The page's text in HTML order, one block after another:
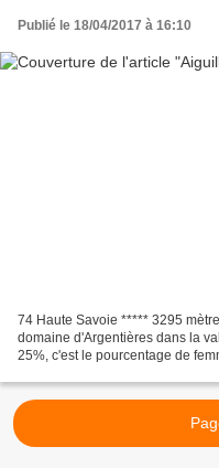
Publié le 18/04/2017 à 16:10
74 Haute Savoie ***** 3295
domaine d'Argentières dans la
25%, c'est le pourcentage de